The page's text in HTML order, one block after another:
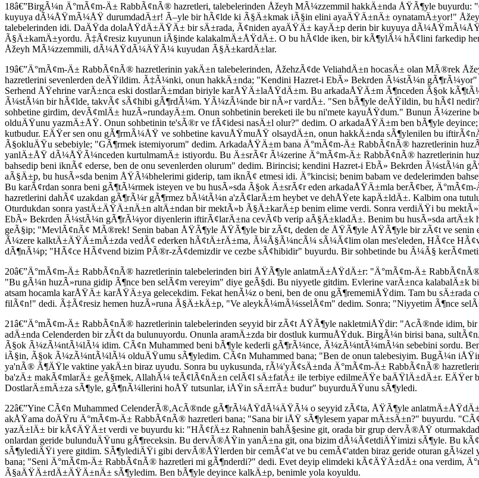
18â€”BirgÃ¼n Ä°mÃ¢m-Ä± RabbÃ¢nÃ® hazretleri, talebelerinden Åžeyh MÃ¼zzemmil hakkÄ±nda ÅŸÃ¶yle
kuyuya dÃ¼ÅŸmÃ¼ÅŸ durumdadÄ±r! Ã–yle bir hÃ¢lde ki Ã§Ä±kmak iÃ§in elini ayaÄŸÄ±nÄ± oynatamÄ±yor!"
talebelerinden idi. DaÄŸda dolaÅŸdÄ±ÄŸÄ± bir sÄ±rada, Ã¢niden ayaÄŸÄ± kayÄ±p derin bir kuyuya
Ã§Ä±kamÄ±yordu. Ã‡Ã¢resiz kuyunun iÃ§inde kalakalmÄ±ÅŸdÄ±. O bu hÃ¢lde iken, bir kÃ¶ylÃ¼ hÃ¢lini farkedip
Åžeyh MÃ¼zzemmili, dÃ¼ÅŸdÃ¼ÄŸÃ¼ kuyudan Ã§Ä±kardÄ±lar.
19â€”Ä°mÃ¢m-Ä± RabbÃ¢nÃ® hazretlerinin yakÄ±n talebelerinden, ÅžehzÃ¢de VeliahdÄ±n hocasÄ± olan MÃ®rek
hazretlerini sevenlerden deÄŸildim. Ã‡Ã¼nki, onun hakkÄ±nda; "Kendini Hazret-i EbÃ» Bekrden Ã¼stÃ¼n
Serhend ÅŸehrine varÄ±nca eski dostlarÄ±mdan biriyle karÅŸÄ±laÅŸdÄ±m. Bu arkadaÅŸÄ±m Ã¶nceden Ã§ok
Ã¼stÃ¼n bir hÃ¢lde, takvÃ¢ sÃ¢hibi gÃ¶rdÃ¼m. YÃ¼zÃ¼nde bir nÃ»r vardÄ±. "Sen bÃ¶yle deÄŸildin, bu hÃ¢l
sohbetine girdim, devÃ¢mlÄ± huzÃ»rundayÄ±m. Onun sohbetinin bereketi ile bu ni'mete kayuÅŸdum." Bunun
olduÄŸunu yazmÄ±ÅŸ. Onun sohbetinin te'sÃ®r ve fÃ¢idesi nasÄ±l olur?" dedim. O arkadaÅŸÄ±m ben bÃ¶yle
kutbudur. EÄŸer sen onu gÃ¶rmÃ¼ÅŸ ve sohbetine kavuÅŸmuÅŸ olsaydÄ±n, onun hakkÄ±nda sÃ¶ylenilen bu
Ã§okluÄŸu sebebiyle; "GÃ¶rmek istemiyorum" dedim. ArkadaÅŸÄ±m bana Ä°mÃ¢m-Ä± RabbÃ¢nÃ® hazretlerinin
yanlÄ±ÅŸ dÃ¼ÅŸÃ¼nceden kurtulmamÄ± istiyordu. Bu Ä±srÃ¢r Ã¼zerine Ä°mÃ¢m-Ä± RabbÃ¢nÃ® hazretlerinin
bahsedip beni iknÃ¢ ederse, ben de onu sevenlerden olurum" dedim. Birincisi; kendini Hazret-i EbÃ» Bekrden Ã¼stÃ¼n
aÃ§Ä±p, bu husÃ»sda benim ÅŸÃ¼bhelerimi giderip, tam iknÃ¢ etmesi idi. Ä°kincisi; benim babam ve dedelerimden
Bu karÃ¢rdan sonra beni gÃ¶tÃ¼rmek isteyen ve bu husÃ»sda Ã§ok Ä±srÃ¢r eden arkadaÅŸÄ±mla berÃ¢ber,
hazretlerini dahÃ¢ uzakdan gÃ¶rÃ¼r gÃ¶rmez bÃ¼tÃ¼n a'zÃ¢larÄ±m heybet ve dehÅŸete kapÄ±ldÄ±. Kalbim ona
Oturdukdan sonra yastÄ±ÄŸÄ±nÄ±n altÄ±ndan bir mektÃ»b Ã§Ä±karÄ±p benim elime verdi. Sonra verdiÄŸi bu
EbÃ» Bekrden Ã¼stÃ¼n gÃ¶rÃ¼yor diyenlerin iftirÃ¢larÄ±na cevÃ¢b verip aÃ§Ä±kladÄ±. Benim bu husÃ»sda artÄ±k
geÃ§ip; "MevlÃ¢nÃ¢ MÃ®rek! Senin baban ÅŸÃ¶yle ÅŸÃ¶yle bir zÃ¢t, deden de ÅŸÃ¶yle ÅŸÃ¶yle bir zÃ¢t ve
Ã¼zere kalktÄ±ÄŸÄ±mÄ±zda vedÃ¢ ederken hÃ¢tÄ±rÄ±ma, Ã¼Ã§Ã¼ncÃ¼ sÃ¼Ã¢lim olan mes'eleden, HÃ¢ce
dÃ¶nÃ¼p; "HÃ¢ce HÃ¢vend bizim PÃ®r-zÃ¢demizdir ve cezbe sÃ¢hibidir" buyurdu. Bir sohbetinde bu Ã¼Ã§
20â€”Ä°mÃ¢m-Ä± RabbÃ¢nÃ® hazretlerinin talebelerinden biri ÅŸÃ¶yle anlatmÄ±ÅŸdÄ±r: "Ä°mÃ¢m-Ä±
"Bu gÃ¼n huzÃ»runa gidip Ã¶nce ben selÃ¢m vereyim" diye geÃ§di. Bu niyyetle gitdim. Evlerine varÄ±nca
atsam hocamla karÅŸÄ± karÅŸÄ±ya gelecekdim. Fekat henÃ¼z o beni, ben de onu gÃ¶rememiÅŸdim. Tam bu
filÃ¢n!" dedi. Ã‡Ã¢resiz hemen huzÃ»runa Ã§Ä±kÄ±p, "Ve aleykÃ¼mÃ¼sselÃ¢m" dedim. Sonra; "Niyyetim Ã¶nce
21â€”Ä°mÃ¢m-Ä± RabbÃ¢nÃ® hazretlerinin talebelerinden seyyid bir zÃ¢t ÅŸÃ¶yle nakletmiÅŸdir: "AcÃ®nde idim,
adÄ±nda Celenderden bir zÃ¢t da bulunuyordu. Onunla aramÄ±zda bir dostluk kurmuÅŸduk. BirgÃ¼n birisi bana,
Ã§ok Ã¼zÃ¼ntÃ¼lÃ¼ idim. CÃ¢n Muhammed beni bÃ¶yle kederli gÃ¶rÃ¼nce, Ã¼zÃ¼ntÃ¼mÃ¼n sebebini sordu.
iÃ§in, Ã§ok Ã¼zÃ¼ntÃ¼lÃ¼ olduÄŸumu sÃ¶yledim. CÃ¢n Muhammed bana; "Ben de onun talebesiyim. BugÃ¼n
ya'nÃ® Ã¶ÄŸle vaktine yakÄ±n biraz uyudu. Sonra bu uykusunda, rÃ¼'yÃ¢sÄ±nda Ä°mÃ¢m-Ä± RabbÃ¢nÃ®
ba'zÄ± makÃ¢mlarÄ± geÃ§mek, AllahÃ¼ teÃ¢lÃ¢nÄ±n celÃ¢l sÄ±fatÄ± ile terbiye edilmeÄŸe baÄŸlÄ±dÄ±r. EÄŸer
DostlarÄ±mÄ±za sÃ¶yle, gÃ¶nÃ¼llerini hoÅŸ tutsunlar, iÅŸin sÄ±rrÄ± budur" buyurduÄŸunu sÃ¶yledi.
22â€”Yine CÃ¢n Muhammed CelenderÃ®,AcÃ®nde gÃ¶rÃ¼ÅŸdÃ¼ÄŸÃ¼ o seyyid zÃ¢ta, ÅŸÃ¶yle
akÅŸama doÄŸru Ä°mÃ¢m-Ä± RabbÃ¢nÃ® hazretleri bana; "Sana bir iÅŸ sÃ¶ylesem yapar mÄ±sÄ±n?" buyurdu.
yazÄ±lÄ± bir kÃ¢ÄŸÄ±t verdi ve buyurdu ki: "HÃ¢fÄ±z Rahnenin bahÃ§esine git, orada bir grup dervÃ®ÅŸ
onlardan geride bulunduÄŸunu gÃ¶receksin. Bu dervÃ®ÅŸin yanÄ±na git, ona bizim dÃ¼Ã¢etdiÄŸimizi sÃ¶yle. Bu
sÃ¶ylediÄŸi yere gitdim. SÃ¶ylediÄŸi gibi dervÃ®ÅŸlerden bir cemÃ¢'at ve bu cemÃ¢'atden biraz geride oturan
bana; "Seni Ä°mÃ¢m-Ä± RabbÃ¢nÃ® hazretleri mi gÃ¶nderdi?" dedi. Evet deyip elimdeki kÃ¢ÄŸÄ±dÄ± ona verdim,
Ã§aÄŸÄ±rdÄ±ÄŸÄ±nÄ± sÃ¶yledim. Ben bÃ¶yle deyince kalkÄ±p, benimle yola koyuldu.